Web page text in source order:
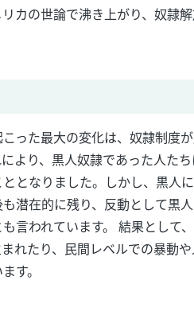
カの世論で沸き上がり、奴隷
った最大の変化は、奴隷制度
より、黒人奴隷であった人た
となりました。しかし、黒人
潜在的に残り、反動として黒
言われています。 結果として、
れたり、民間レベルでの暴動
す。